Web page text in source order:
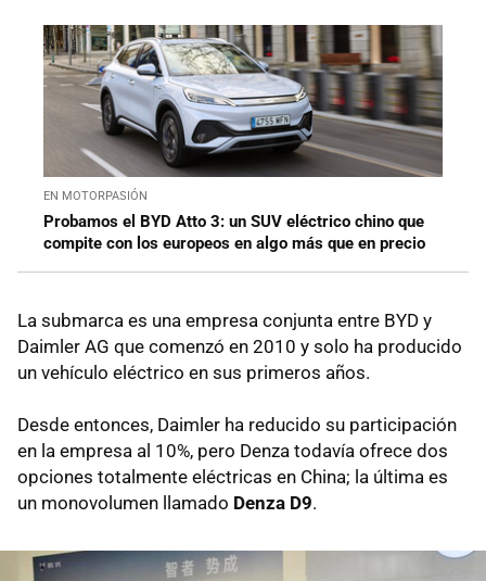
EN MOTORPASIÓN
Probamos el BYD Atto 3: un SUV eléctrico chino que
compite con los europeos en algo más que en precio
La submarca es una empresa conjunta entre BYD y
Daimler AG que comenzó en 2010 y solo ha producido
un vehículo eléctrico en sus primeros años.
Desde entonces, Daimler ha reducido su participación
en la empresa al 10%, pero Denza todavía ofrece dos
opciones totalmente eléctricas en China; la última es
un monovolumen llamado Denza D9.